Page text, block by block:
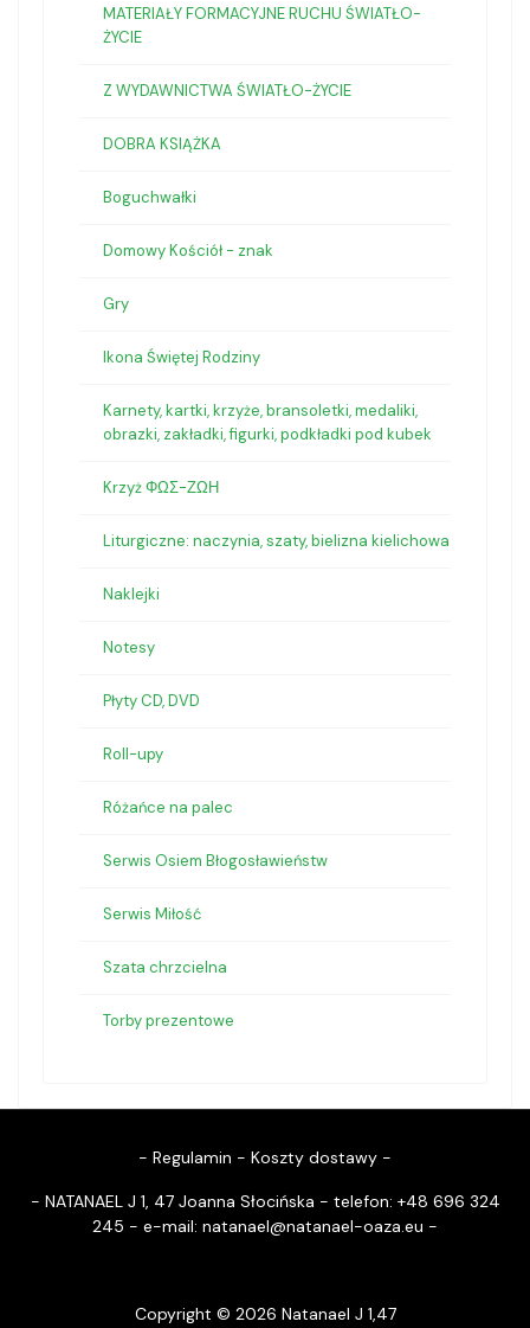
MATERIAŁY FORMACYJNE RUCHU ŚWIATŁO-
ŻYCIE
Z WYDAWNICTWA ŚWIATŁO-ŻYCIE
DOBRA KSIĄŻKA
Boguchwałki
Domowy Kościół - znak
Gry
Ikona Świętej Rodziny
Karnety, kartki, krzyże, bransoletki, medaliki,
obrazki, zakładki, figurki, podkładki pod kubek
Krzyż ΦΩΣ-ΖΩΗ
Liturgiczne: naczynia, szaty, bielizna kielichowa
Naklejki
Notesy
Płyty CD, DVD
Roll-upy
Różańce na palec
Serwis Osiem Błogosławieństw
Serwis Miłość
Szata chrzcielna
Torby prezentowe
- Regulamin - Koszty dostawy -
- NATANAEL J 1, 47 Joanna Słocińska - telefon: +48 696 324
245 - e-mail: natanael@natanael-oaza.eu -
Copyright © 2026 Natanael J 1,47